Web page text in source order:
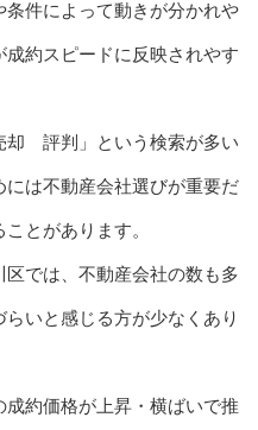
件によって動きが分かれや
約スピードに反映されやす
評判」という検索が多い
は不動産会社選びが重要だ
とがあります。
では、不動産会社の数も多
いと感じる方が少なくあり
約価格が上昇・横ばいで推